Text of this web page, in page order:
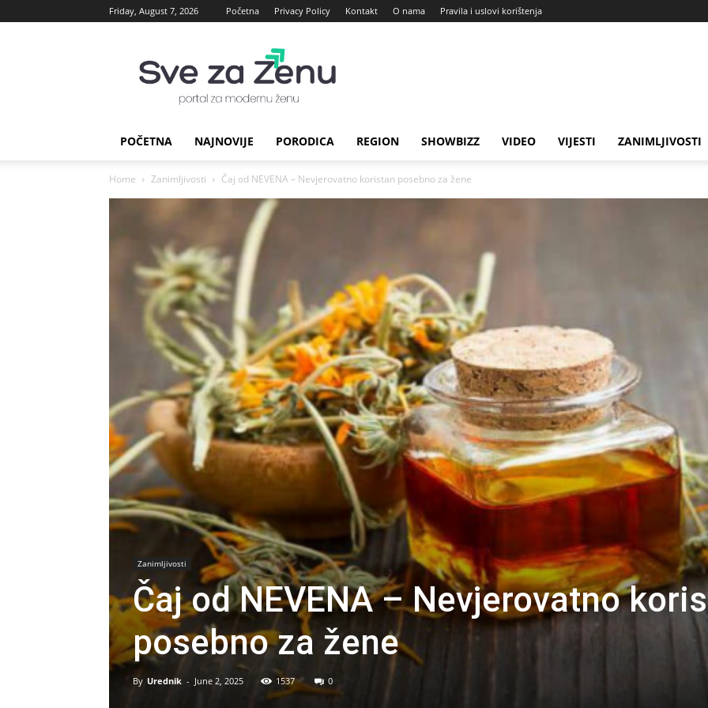
Friday, August 7, 2026 Početna Privacy Policy Kontakt O nama Pravila i uslovi korištenja
za
Zenu
POČETNA NAJNOVIJE PORODICA REGION SHOWBIZZ VIDEO VIJESTI ZANIMLJIVOSTI
Home Zanimljivosti Čaj od NEVENA – Nevjerovatno koristan posebno za žene
Zanimljivosti
Čaj od NEVENA – Nevjerovatno
posebno za žene
By Urednik - June 2, 2025 1537 0